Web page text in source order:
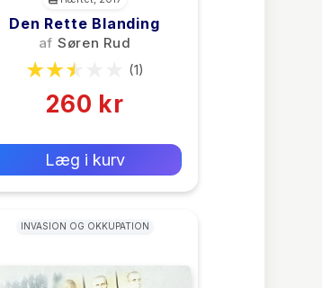
Den Rette Blanding
af Søren Rud
(1)
260 kr
Læg i kurv
INVASION OG OKKUPATION